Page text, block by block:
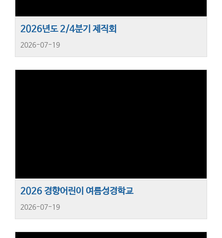
2026년도 2/4분기 제직회
2026-07-19
2026 경향어린이 여름성경학교
2026-07-19